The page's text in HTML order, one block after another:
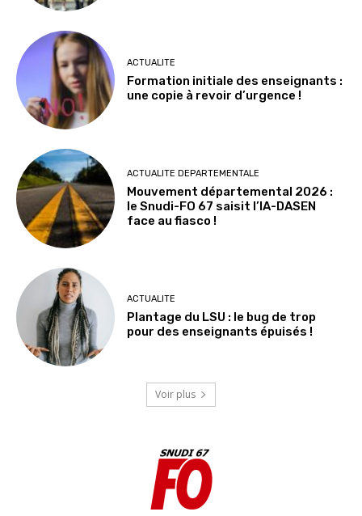
ACTUALITE
Formation initiale des enseignants :
une copie à revoir d’urgence !
ACTUALITE DEPARTEMENTALE
Mouvement départemental 2026 :
le Snudi-FO 67 saisit l’IA-DASEN
face au fiasco !
ACTUALITE
Plantage du LSU : le bug de trop
pour des enseignants épuisés !
Voir plus